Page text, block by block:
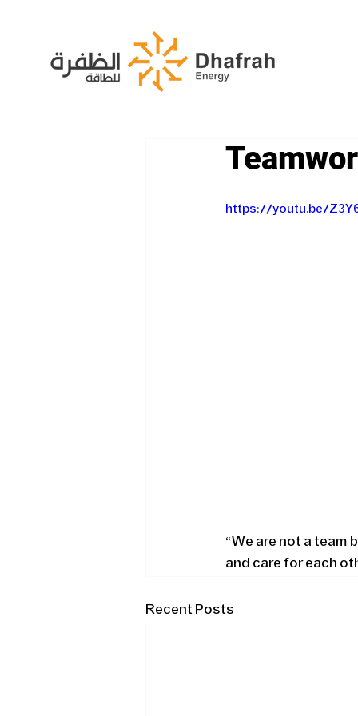
https://youtu.be/
“We are not a team
and care for each
Recent Posts